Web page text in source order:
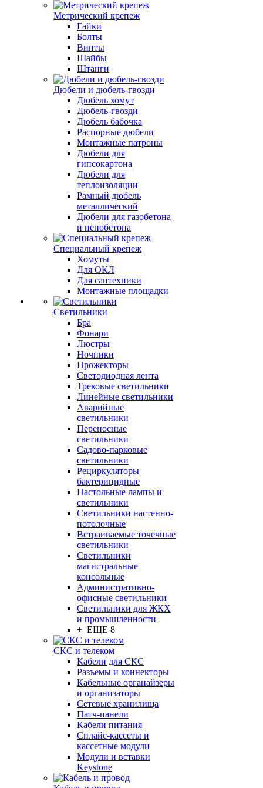
Метрический крепеж
Гайки
Болты
Винты
Шайбы
Штанги
Дюбели и дюбель-гвозди
Дюбель хомут
Дюбель-гвозди
Дюбель бабочка
Распорные дюбели
Монтажные патроны
Дюбели для
гипсокартона
Дюбели для
теплоизоляции
Рамный дюбель
металлический
Дюбели для газобетона
и пенобетона
Специальный крепеж
Хомуты
Для ОКЛ
Для сантехники
Монтажные площадки
Светильники
Бра
Фонари
Люстры
Ночники
Прожекторы
Светодиодная лента
Трековые светильники
Линейные светильники
Аварийные
светильники
Переносные
светильники
Садово-парковые
светильники
Рециркуляторы
бактерицидные
Настольные лампы и
светильники
Светильники настенно-
потолочные
Встраиваемые точечные
светильники
Светильники
магистральные
консольные
Административно-
офисные светильники
Светильники для ЖКХ
и промышленности
+ ЕЩЕ 8
СКС и телеком
Кабели для СКС
Разъемы и коннекторы
Кабельные органайзеры
и организаторы
Сетевые хранилища
Патч-панели
Кабели питания
Сплайс-кассеты и
кассетные модули
Модули и вставки
Keystone